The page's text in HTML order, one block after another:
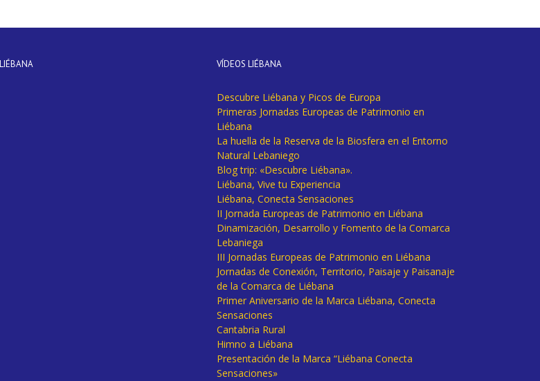
VÍDEOS LIÉBANA
Descubre Liébana y Picos de Europa
Primeras Jornadas Europeas de Patrimonio en
Liébana
La huella de la Reserva de la Biosfera en el Entorno
Natural Lebaniego
Blog trip: «Descubre Liébana».
Liébana, Vive tu Experiencia
Liébana, Conecta Sensaciones
II Jornada Europeas de Patrimonio en Liébana
Dinamización, Desarrollo y Fomento de la Comarca
Lebaniega
III Jornadas Europeas de Patrimonio en Liébana
Jornadas de Conexión, Territorio, Paisaje y Paisanaje
de la Comarca de Liébana
Primer Aniversario de la Marca Liébana, Conecta
Sensaciones
Cantabria Rural
Himno a Liébana
Presentación de la Marca “Liébana Conecta
Sensaciones»